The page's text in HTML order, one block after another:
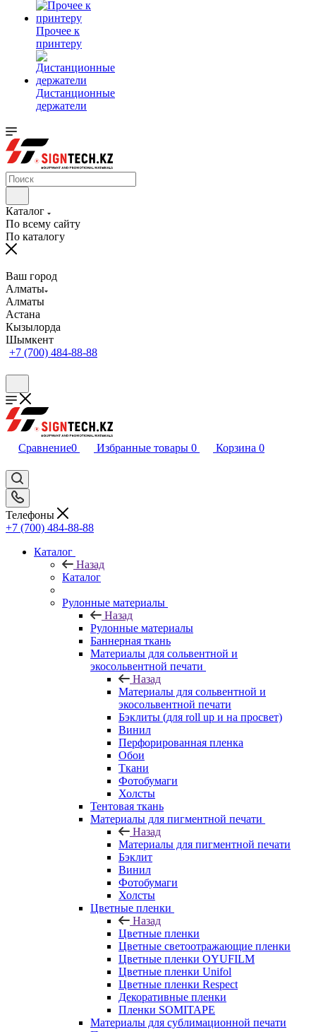
Прочее к
принтеру
Дистанционные
держатели
Каталог
По всему сайту
По каталогу
Ваш город
Алматы
Алматы
Астана
Кызылорда
Шымкент
+7 (700) 484-88-88
Сравнение0 Избранные товары 0 Корзина 0
Телефоны
+7 (700) 484-88-88
Каталог
Назад
Каталог
Рулонные материалы
Назад
Рулонные материалы
Баннерная ткань
Материалы для сольвентной и
экосольвентной печати
Назад
Материалы для сольвентной и
экосольвентной печати
Бэклиты (для roll up и на просвет)
Винил
Перфорированная пленка
Обои
Ткани
Фотобумаги
Холсты
Тентовая ткань
Материалы для пигментной печати
Назад
Материалы для пигментной печати
Бэклит
Винил
Фотобумаги
Холсты
Цветные пленки
Назад
Цветные пленки
Цветные светоотражающие пленки
Цветные пленки OYUFILM
Цветные пленки Unifol
Цветные пленки Respect
Декоративные пленки
Пленки SOMITAPE
Материалы для сублимационной печати